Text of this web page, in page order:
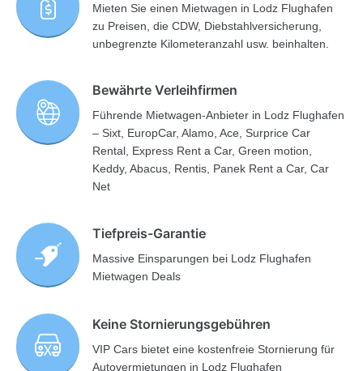
Mieten Sie einen Mietwagen in Lodz Flughafen
zu Preisen, die CDW, Diebstahlversicherung,
unbegrenzte Kilometeranzahl usw. beinhalten.
Bewährte Verleihfirmen
Führende Mietwagen-Anbieter in Lodz Flughafen
– Sixt, EuropCar, Alamo, Ace, Surprice Car
Rental, Express Rent a Car, Green motion,
Keddy, Abacus, Rentis, Panek Rent a Car, Car
Net
Tiefpreis-Garantie
Massive Einsparungen bei Lodz Flughafen
Mietwagen Deals
Keine Stornierungsgebühren
VIP Cars bietet eine kostenfreie Stornierung für
Autovermietungen in Lodz Flughafen